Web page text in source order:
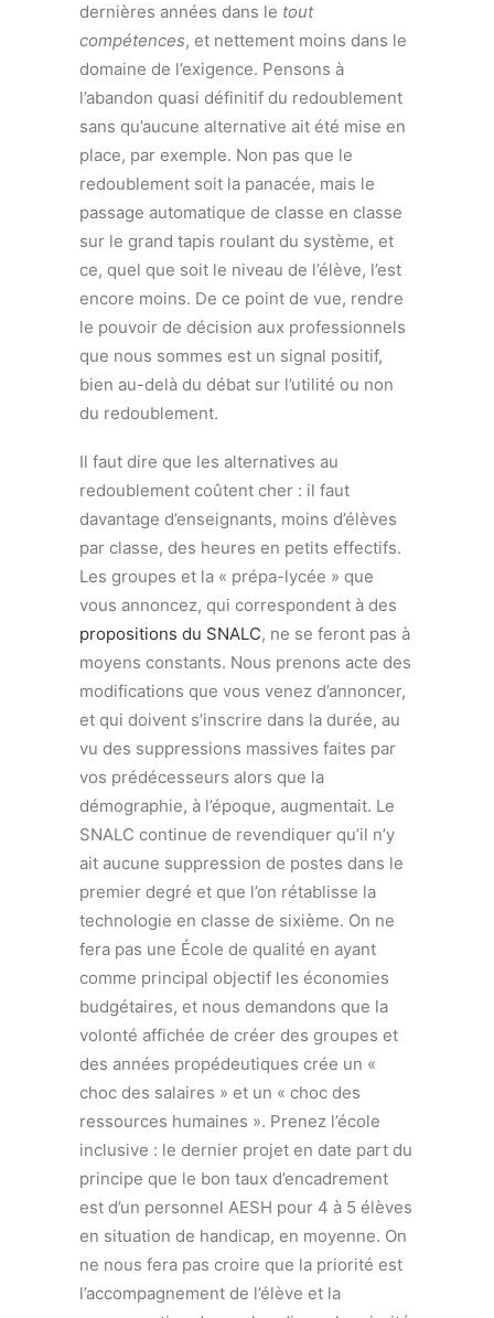
dernières années dans le tout
compétences, et nettement moins dans le
domaine de l’exigence. Pensons à
l’abandon quasi définitif du redoublement
sans qu’aucune alternative ait été mise en
place, par exemple. Non pas que le
redoublement soit la panacée, mais le
passage automatique de classe en classe
sur le grand tapis roulant du système, et
ce, quel que soit le niveau de l’élève, l’est
encore moins. De ce point de vue, rendre
le pouvoir de décision aux professionnels
que nous sommes est un signal positif,
bien au-delà du débat sur l’utilité ou non
du redoublement.
Il faut dire que les alternatives au
redoublement coûtent cher : il faut
davantage d’enseignants, moins d’élèves
par classe, des heures en petits effectifs.
Les groupes et la « prépa-lycée » que
vous annoncez, qui correspondent à des
propositions du SNALC, ne se feront pas à
moyens constants. Nous prenons acte des
modifications que vous venez d’annoncer,
et qui doivent s’inscrire dans la durée, au
vu des suppressions massives faites par
vos prédécesseurs alors que la
démographie, à l’époque, augmentait. Le
SNALC continue de revendiquer qu’il n’y
ait aucune suppression de postes dans le
premier degré et que l’on rétablisse la
technologie en classe de sixième. On ne
fera pas une École de qualité en ayant
comme principal objectif les économies
budgétaires, et nous demandons que la
volonté affichée de créer des groupes et
des années propédeutiques crée un «
choc des salaires » et un « choc des
ressources humaines ». Prenez l’école
inclusive : le dernier projet en date part du
principe que le bon taux d’encadrement
est d’un personnel AESH pour 4 à 5 élèves
en situation de handicap, en moyenne. On
ne nous fera pas croire que la priorité est
l’accompagnement de l’élève et la